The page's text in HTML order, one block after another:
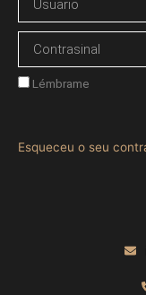
Lémbrame
Esqueceu o seu